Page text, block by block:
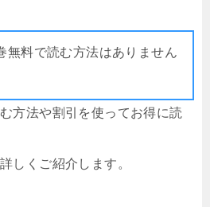
無料で読む方法はありません
方法や割引を使ってお得に読
しくご紹介します。